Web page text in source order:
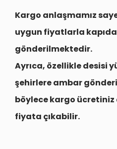
Kargo anlaşmamız
uygun fiyatlarla
gönderilmektedir.
Ayrıca, özellikle desisi
şehirlereambar
böylece kargo
fiyata çıkabilir.